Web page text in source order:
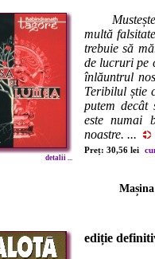
detalii ...
multă
trebuie să
de lucruri pe
înlăuntrul
Teribilul știe
putem decât
este numai
noastre. ...
Preț: 30,56 lei
ediție